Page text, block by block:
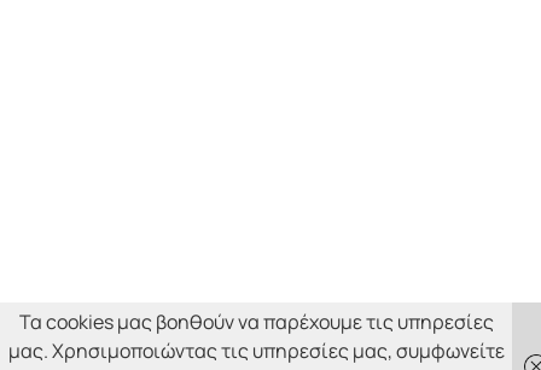
Τα cookies μας βοηθούν να παρέχουμε τις υπηρεσίες
μας. Χρησιμοποιώντας τις υπηρεσίες μας, συμφωνείτε